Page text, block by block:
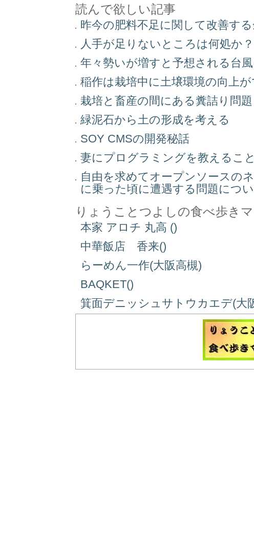
読んで欲しい記事
昨今の肥料不足に関して改善す
人手が足りないところは何処か？
年々勢いが増すと予想される台
稲作は栽培中に土壌環境の向上
栽培と畜産の間にある糞詰り問題
緑泥石から土の形成を考える
SOY CMSの開発秘話
妻にプログラミングを教えるこ
自由を求めてオープンソースの
に乗った頃に遭遇する問題につ
りょうことつよしの食べ歩き
本家 アロチ 丸高 ()
中華飯店 香来()
らーめん一作(大阪高槻)
BAQKET()
箕面デニッシュサトウカエデ(大